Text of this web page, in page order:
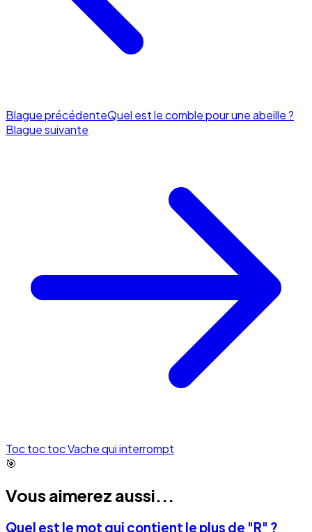
Blague précédenteQuel est le comble pour une abeille ?
Blague suivante
Toc toc toc Vache qui interrompt
🎯
Vous aimerez aussi...
Quel est le mot qui contient le plus de "R" ?